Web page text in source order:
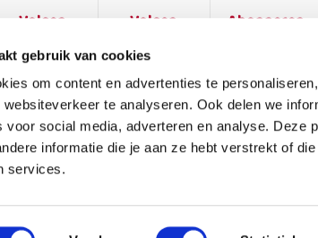
gebruik van cookies
om content en advertenties te
websiteverkeer te analyseren. Ook delen we
voor social media, adverteren en analyse. Deze
informatie die je aan ze hebt verstrekt of
services.
Volgen
Volgen
Abonneren
VEELGESTELDE VRAGEN